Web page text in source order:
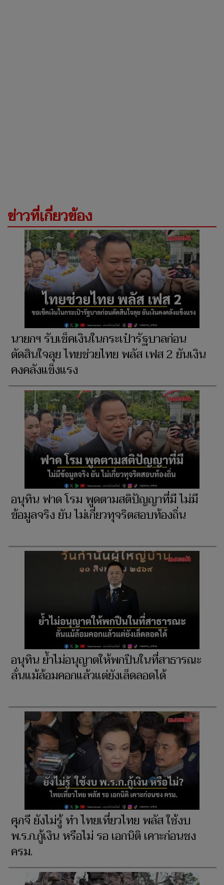
ข่าวที่เกี่ยวข้อง
นายกฯ รับเช็คเงินในกระเป๋ารัฐบาลก่อน
ตัดสินใจลุย ไทยช่วยไทย พลัส เฟส 2 ยันเงิน
คงคลังแข็งแรง
อนุทิน ฟาด โรม พูดตามสติปัญญาที่มี ไม่มี
ข้อมูลจริง ยัน ไม่เกี่ยวทุจริตสอบท้องถิ่น
อนุทิน ย้ำไม่อนุญาตให้พกปืนในที่สาธารณะ
ลั่นแม้ล้อมคอกแล้วแต่ยังเล็ดลอดได้
ศุภจี ยังไม่รู้ ทำ ไทยเที่ยวไทย พลัส ใช้งบ
พ.ร.ก.กู้เงิน หรือไม่ รอ เอกนิติ เคาะก่อนชง
ครม.